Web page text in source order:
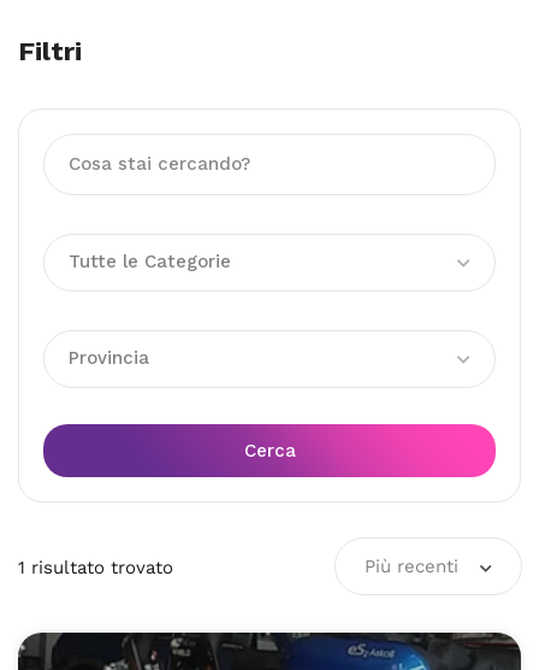
Filtri
Tutte le Categorie
Provincia
Cerca
1 risultato trovato Più recenti